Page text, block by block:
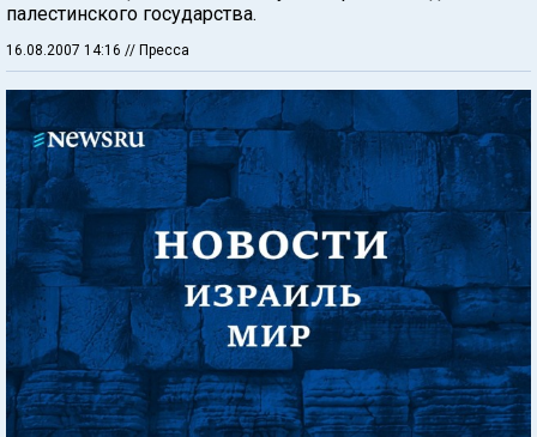
палестинского государства.
16.08.2007 14:16 // Пресса